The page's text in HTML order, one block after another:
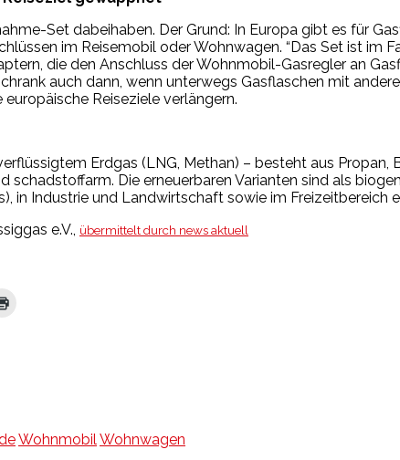
Set dabeihaben. Der Grund: In Europa gibt es für
im Reisemobil oder Wohnwagen. “Das Set ist im
die den Anschluss der Wohnmobil-Gasregler an
auch dann, wenn unterwegs Gasflaschen mit
Reiseziele verlängern.
Erdgas (LNG, Methan) – besteht aus
schadstoffarm. Die erneuerbaren Varianten sind als
in Industrie und Landwirtschaft sowie im Freizeitbereich
e.V., übermittelt durch news aktuell
Wohnmobil Wohnwagen